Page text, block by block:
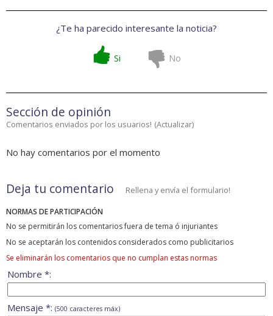
¿Te ha parecido interesante la noticia?
Si No
Sección de opinión
Comentarios enviados por los usuarios! (Actualizar)
No hay comentarios por el momento
Deja tu comentario Rellena y envía el formulario!
NORMAS DE PARTICIPACIÓN
No se permitirán los comentarios fuera de tema ó injuriantes
No se aceptarán los contenidos considerados como publicitarios
Se eliminarán los comentarios que no cumplan estas normas
Nombre *:
Mensaje *: (500 caracteres máx)